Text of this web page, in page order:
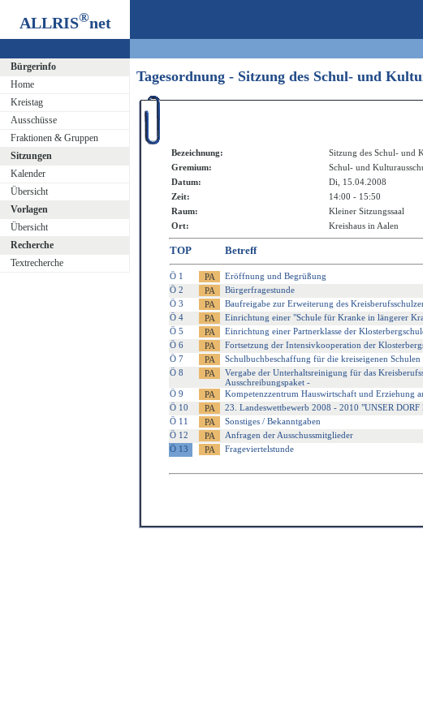
ALLRIS®net
Bürgerinfo
Home
Kreistag
Ausschüsse
Fraktionen & Gruppen
Sitzungen
Kalender
Übersicht
Vorlagen
Übersicht
Recherche
Textrecherche
Tagesordnung - Sitzung des Schul- und
Bezeichnung:
Sitzung des Schul- und
Gremium:
Schul- und
Datum:
Di, 15.04.2008
Zeit:
14:00 - 15:50
Raum:
Kleiner Sitzungssaal
Ort:
Kreishaus in Aalen
TOP Betreff
Ö 1
Eröffnung und Begrüßung
Ö 2
Bürgerfragestunde
Ö 3
Baufreigabe zur Erweiterung des
Ö 4
Einrichtung einer "Schule für Kranke in längerer
Ö 5
Einrichtung einer Partnerklasse der
Ö 6
Fortsetzung der Intensivkooperation der
Ö 7
Schulbuchbeschaffung für die kreiseigenen Schulen
Ö 8
Vergabe der Unterhaltsreinigung für das
Ausschreibungspaket -
Ö 9 Kompetenzzentrum Hauswirtschaft und Erziehung
Ö 10
23. Landeswettbewerb 2008 - 2010 "UNSER
Ö 11
Sonstiges / Bekanntgaben
Ö 12
Anfragen der Ausschussmitglieder
Ö 13
Frageviertelstunde